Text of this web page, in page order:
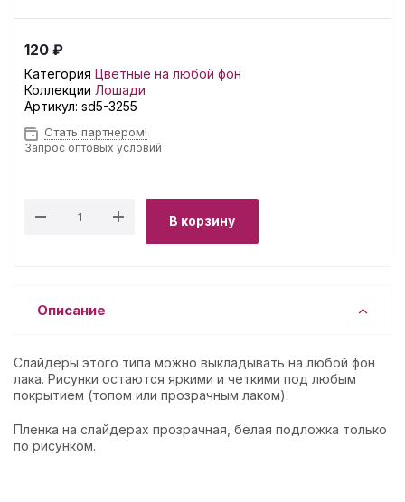
120 ₽
Категория Цветные на любой фон
Коллекции Лошади
Артикул: sd5-3255
Стать партнером!
Запрос оптовых условий
В корзину
Описание
Слайдеры этого типа можно выкладывать на любой фон
лака. Рисунки остаются яркими и четкими под любым
покрытием (топом или прозрачным лаком).
Пленка на слайдерах прозрачная, белая подложка только
по рисунком.